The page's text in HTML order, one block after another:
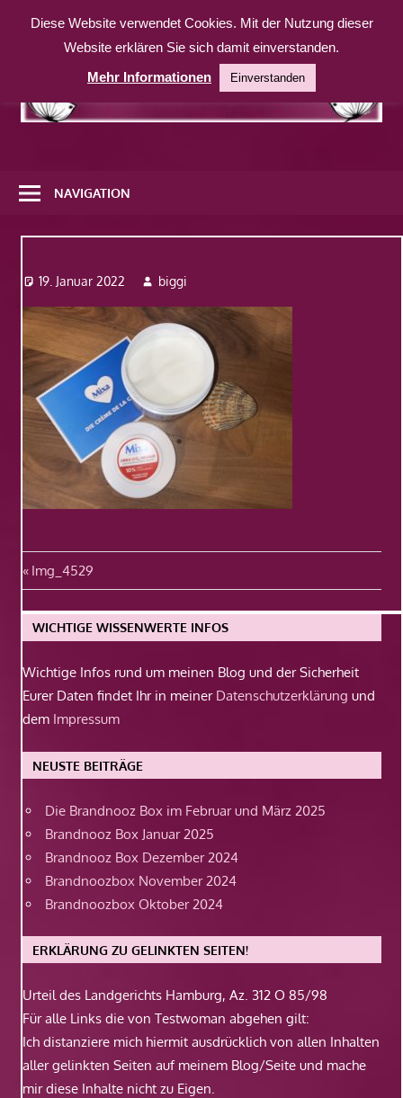
Inhalt
weitere
Website
NAVIGATION
19. Januar 2022 biggi
Beitragsnavigation
Vorheriger
Beitrag:
Img_4529
WICHTIGE WISSENWERTE INFOS
Wichtige Infos rund um meinen Blog und der Sicherheit
Eurer Daten findet Ihr in meiner Datenschutzerklärung und
dem Impressum
NEUSTE BEITRÄGE
Die Brandnooz Box im Februar und März 2025
Brandnooz Box Januar 2025
Brandnooz Box Dezember 2024
Brandnoozbox November 2024
Brandnoozbox Oktober 2024
ERKLÄRUNG ZU GELINKTEN SEITEN!
Urteil des Landgerichts Hamburg, Az. 312 O 85/98
Für alle Links die von Testwoman abgehen gilt:
Ich distanziere mich hiermit ausdrücklich von allen Inhalten
aller gelinkten Seiten auf meinem Blog/Seite und mache
mir diese Inhalte nicht zu Eigen.
Diese Website verwendet Cookies. Mit der Nutzung dieser
Website erklären Sie sich damit einverstanden.
Mehr Informationen
Einverstanden